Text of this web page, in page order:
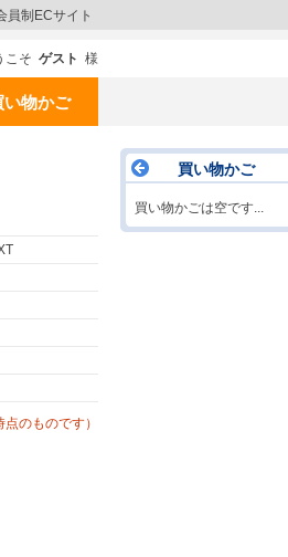
こそ ゲスト 様
員制ECサイト
い物かご
のものです）
買い物かご
買い物かごは空です...